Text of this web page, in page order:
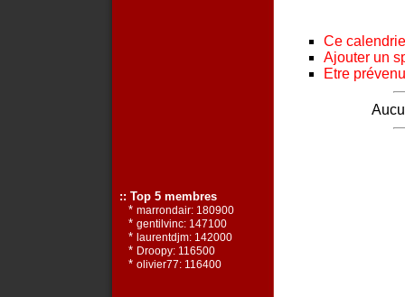
Ce
Ajouter un
Etre
:: Top 5 membres
* marrondair: 180900
* gentilvinc: 147100
* laurentdjm: 142000
* Droopy: 116500
* olivier77: 116400